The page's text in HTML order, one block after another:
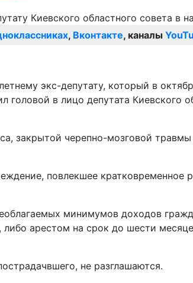
, Вконтакте, каналы
экс-депутату, который в
в лицо депутата Киевского
закрытой черепно-мозговой травмы
повлекшее кратковременное
минимумов доходов
арестом на срок до шести
не разглашаются.